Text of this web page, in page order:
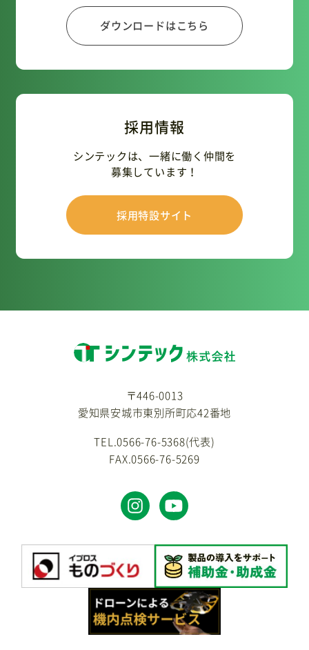
ダウンロードはこちら
採用情報
シンテックは、一緒に働く仲間を
募集しています！
採用特設サイト
〒446-0013
愛知県安城市東別所町応42番地
TEL.0566-76-5368(代表)
FAX.0566-76-5269